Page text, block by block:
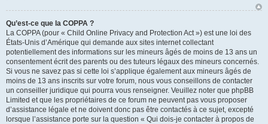
Qu’est-ce que la COPPA ?
La COPPA (pour « Child Online Privacy and Protection Act ») est une loi des
États-Unis d’Amérique qui demande aux sites internet collectant
potentiellement des informations sur les mineurs âgés de moins de 13 ans un
consentement écrit des parents ou des tuteurs légaux des mineurs concernés.
Si vous ne savez pas si cette loi s’applique également aux mineurs âgés de
moins de 13 ans inscrits sur votre forum, nous vous conseillons de contacter
un conseiller juridique qui pourra vous renseigner. Veuillez noter que phpBB
Limited et que les propriétaires de ce forum ne peuvent pas vous proposer
d’assistance légale et ne doivent donc pas être contactés à ce sujet, excepté
lorsque l’assistance porte sur la question « Qui dois-je contacter à propos de